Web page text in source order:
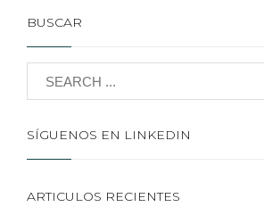
BUSCAR
SÍGUENOS EN LINKEDIN
ARTICULOS RECIENTES